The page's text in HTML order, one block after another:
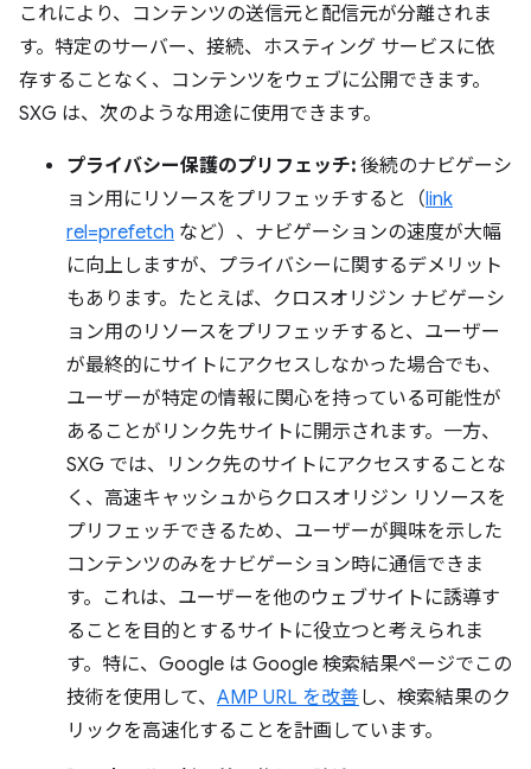
これにより、コンテンツの送信元と配信元が分離されま
す。特定のサーバー、接続、ホスティング サービスに依
存することなく、コンテンツをウェブに公開できます。
SXG は、次のような用途に使用できます。
プライバシー保護のプリフェッチ: 後続のナビゲーシ
ョン用にリソースをプリフェッチすると（link
rel=prefetch など）、ナビゲーションの速度が大幅
に向上しますが、プライバシーに関するデメリット
もあります。たとえば、クロスオリジン ナビゲーシ
ョン用のリソースをプリフェッチすると、ユーザー
が最終的にサイトにアクセスしなかった場合でも、
ユーザーが特定の情報に関心を持っている可能性が
あることがリンク先サイトに開示されます。一方、
SXG では、リンク先のサイトにアクセスすることな
く、高速キャッシュからクロスオリジン リソースを
プリフェッチできるため、ユーザーが興味を示した
コンテンツのみをナビゲーション時に通信できま
す。これは、ユーザーを他のウェブサイトに誘導す
ることを目的とするサイトに役立つと考えられま
す。特に、Google は Google 検索結果ページでこの
技術を使用して、 AMP URL を改善 し、検索結果のク
リックを高速化することを計画しています。